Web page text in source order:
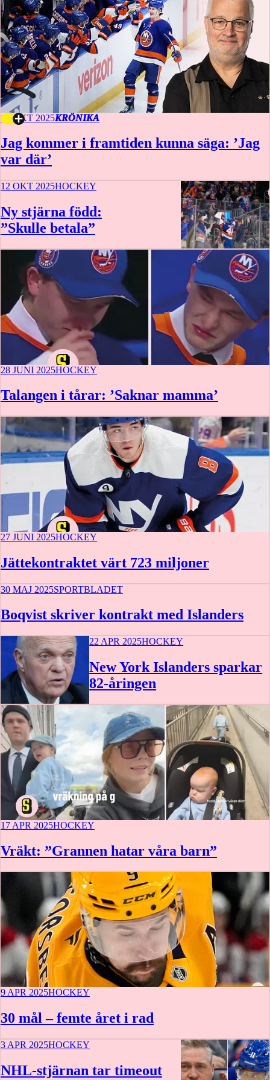
15 OKT 2025KRÖNIKA
Jag kommer i framtiden kunna säga: ’Jag
var där’
12 OKT 2025HOCKEY
Ny stjärna född:
”Skulle betala”
28 JUNI 2025HOCKEY
Talangen i tårar: ’Saknar mamma’
27 JUNI 2025HOCKEY
Jättekontraktet värt 723 miljoner
30 MAJ 2025SPORTBLADET
Boqvist skriver kontrakt med Islanders
22 APR 2025HOCKEY
New York Islanders sparkar
82-åringen
17 APR 2025HOCKEY
Vräkt: ”Grannen hatar våra barn”
9 APR 2025HOCKEY
30 mål – femte året i rad
3 APR 2025HOCKEY
NHL-stjärnan tar timeout